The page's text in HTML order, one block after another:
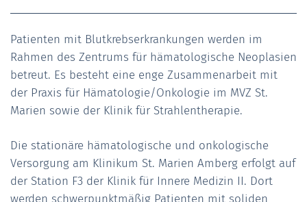
Patienten mit Blutkrebserkrankungen werden im
Rahmen des Zentrums für hämatologische Neoplasien
betreut. Es besteht eine enge Zusammenarbeit mit
der Praxis für Hämatologie/Onkologie im MVZ St.
Marien sowie der Klinik für Strahlentherapie.
Die stationäre hämatologische und onkologische
Versorgung am Klinikum St. Marien Amberg erfolgt auf
der Station F3 der Klinik für Innere Medizin II. Dort
werden schwerpunktmäßig Patienten mit soliden